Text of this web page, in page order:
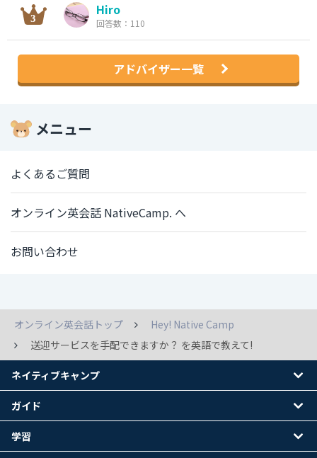
Hiro
回答数：110
アドバイザー一覧
メニュー
よくあるご質問
オンライン英会話 NativeCamp. へ
お問い合わせ
オンライン英会話トップ
Hey! Native Camp
送迎サービスを手配できますか？ を英語で教えて!
ネイティブキャンプ
ガイド
学習